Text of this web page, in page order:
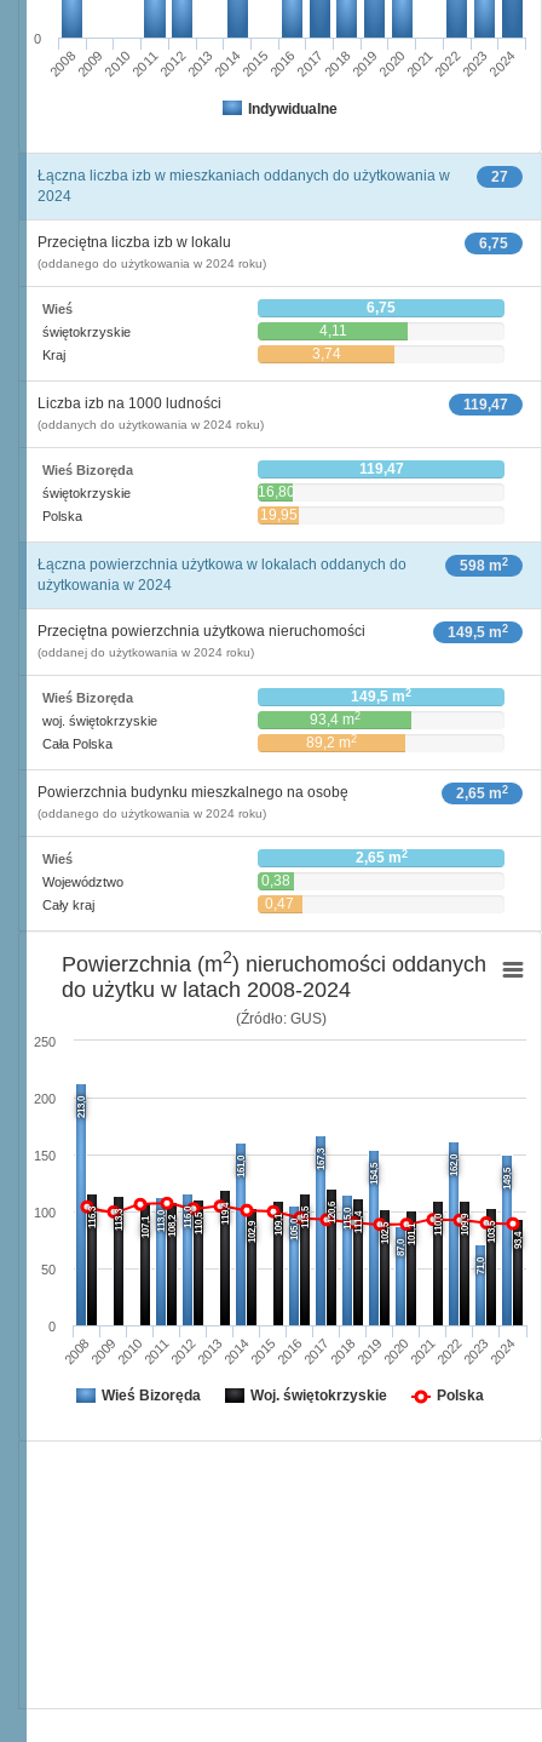
Indywidualne
20082009201020112012201320142015201620172018201920202021202220232024
0
27
Łączna liczba izb w mieszkaniach oddanych do użytkowania w
2024
6,75
Przeciętna liczba izb w lokalu
(oddanego do użytkowania w 2024 roku)
Wieś 6,75
świętokrzyskie 4,11
Kraj 3,74
119,47
Liczba izb na 1000 ludności
(oddanych do użytkowania w 2024 roku)
Wieś Bizoręda 119,47
świętokrzyskie 16,80
Polska 19,95
598 m2
Łączna powierzchnia użytkowa w lokalach oddanych do
użytkowania w 2024
149,5 m2
Przeciętna powierzchnia użytkowa nieruchomości
(oddanej do użytkowania w 2024 roku)
Wieś Bizoręda 149,5 m2
woj. świętokrzyskie 93,4 m2
Cała Polska 89,2 m2
2,65 m2
Powierzchnia budynku mieszkalnego na osobę
(oddanego do użytkowania w 2024 roku)
Wieś 2,65 m2
Województwo
0,38
m2
Cały kraj
0,47
(Źródło: GUS)
213,0
113,0 116,0
161,0
105,0
167,3
115,0
154,5
87,0
162,0
71,0
149,5
116,3
113,3 107,1 108,2 110,5 119,4
102,9 109,1 115,5 120,6 111,4 102,5 101,1 110,0 109,9 103,5 93,4
20082009201020112012201320142015201620172018201920202021202220232024
0
50
100
150
200
250
Powierzchnia (m2) nieruchomości oddanych
do użytku w latach 2008-2024
Wieś Bizoręda Woj. świętokrzyskie Polska